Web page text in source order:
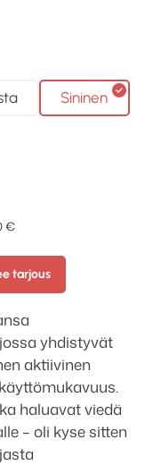
Sininen
€
tarjous
yhdistyvät
aktiivinen
haluavat viedä
– oli kyse sitten